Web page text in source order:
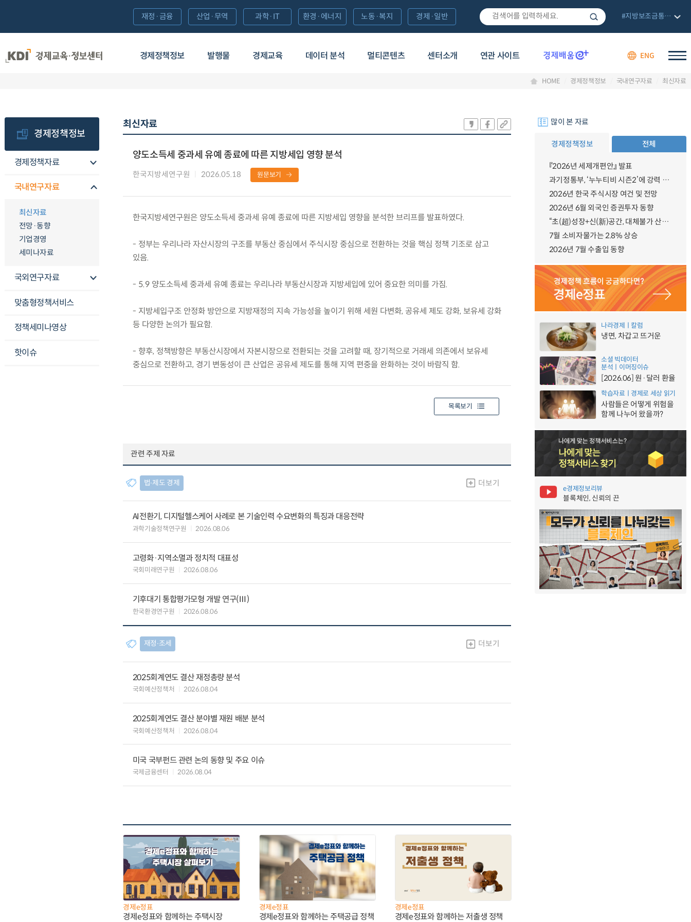
경제정책정보 발행물 경제교육 데이터 분석 멀티콘텐츠 센터소개 연관 사이트 ENG
재정·금융 산업·무역 과학·IT 환경·에너지 노동·복지 경제·일반 #지방보조금통합관리망
HOME 경제정책정보 국내연구자료 최신자료
경제정책정보
경제정책자료
국내연구자료
최신자료
전망·동향
기업경영
세미나자료
국외연구자료
맞춤형정책서비스
정책세미나영상
핫이슈
최신자료
양도소득세 중과세 유예 종료에 따른 지방세입 영향 분석
한국지방세연구원 2026.05.18 원문보기
한국지방세연구원은 양도소득세 중과세 유예 종료에 따른 지방세입 영향을 분석한 브리프를 발표하였다.
- 정부는 우리나라 자산시장의 구조를 부동산 중심에서 주식시장 중심으로 전환하는 것을 핵심 정책 기조로 삼고
있음.
- 5.9 양도소득세 중과세 유예 종료는 우리나라 부동산시장과 지방세입에 있어 중요한 의미를 가짐.
- 지방세입구조 안정화 방안으로 지방재정의 지속 가능성을 높이기 위해 세원 다변화, 공유세 제도 강화, 보유세 강화
등 다양한 논의가 필요함.
- 향후, 정책방향은 부동산시장에서 자본시장으로 전환되는 것을 고려할 때, 장기적으로 거래세 의존에서 보유세
중심으로 전환하고, 경기 변동성이 큰 산업은 공유세 제도를 통해 지역 편중을 완화하는 것이 바람직 함.
목록보기
관련 주제 자료
법∙제도 경제 더보기
AI전환기, 디지털헬스케어 사례로 본 기술인력 수요변화의 특징과 대응전략
과학기술정책연구원 2026.08.06
고령화·지역소멸과 정치적 대표성
국회미래연구원 2026.08.06
기후대기 통합평가모형 개발 연구(Ⅲ)
한국환경연구원 2026.08.06
재정∙조세 더보기
2025회계연도 결산 재정총량 분석
국회예산정책처 2026.08.04
2025회계연도 결산 분야별 재원 배분 분석
국회예산정책처 2026.08.04
미국 국부펀드 관련 논의 동향 및 주요 이슈
국제금융센터 2026.08.04
경제e정표
경제e정표와 함께하는 주택시장
경제e정표
경제e정표와 함께하는 주택공급 정책
경제e정표
경제e정표와 함께하는 저출생 정책
많이 본 자료
경제정책정보 전체
『2026년 세제개편안』 발표
과기정통부, ‘누누티비 시즌2’에 강력 대응 의지 밝혀
2026년 한국 주식시장 여건 및 전망
2026년 6월 외국인 증권투자 동향
“초(超)성장+신(新)공간, 대체불가 산업강국”
7월 소비자물가는 2.8% 상승
2026년 7월 수출입 동향
나라경제ㅣ칼럼
냉면, 차갑고 뜨거운
소셜 빅데이터
분석ㅣ이머징이슈
[2026.06] 원·달러 환율
학습자료ㅣ경제로 세상 읽기
사람들은 어떻게 위험을
함께 나누어 왔을까?
e경제정보리뷰
블록체인, 신뢰의 끈